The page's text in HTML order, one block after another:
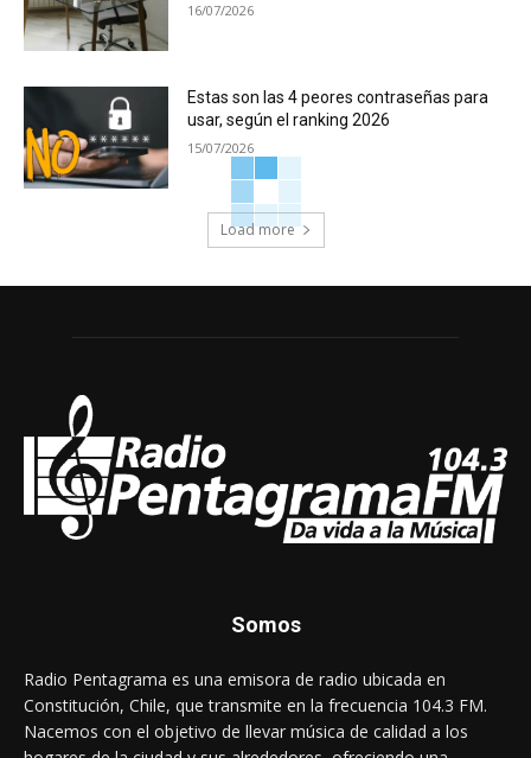
16/07/2026
Estas son las 4 peores contraseñas para
usar, según el ranking 2026
15/07/2026
Load more
Somos
Radio Pentagrama es una emisora de radio ubicada en
Constitución, Chile, que transmite en la frecuencia 104.3 FM.
Nacemos con el objetivo de llevar música de calidad a los